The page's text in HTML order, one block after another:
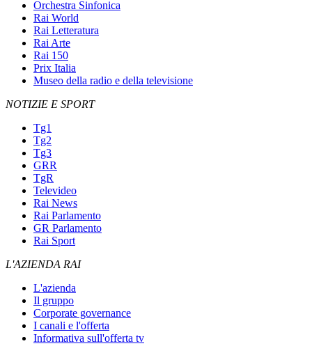
Orchestra Sinfonica
Rai World
Rai Letteratura
Rai Arte
Rai 150
Prix Italia
Museo della radio e della televisione
NOTIZIE E SPORT
Tg1
Tg2
Tg3
GRR
TgR
Televideo
Rai News
Rai Parlamento
GR Parlamento
Rai Sport
L'AZIENDA RAI
L'azienda
Il gruppo
Corporate governance
I canali e l'offerta
Informativa sull'offerta tv